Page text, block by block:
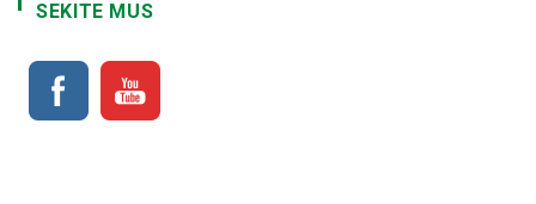
SEKITE MUS